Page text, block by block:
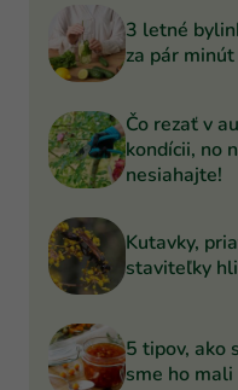
3 letné
za pár minút
Čo rezať v
kondícii, no
nesiahajte!
Kutavky,
staviteľky
5 tipov, ako
sme ho